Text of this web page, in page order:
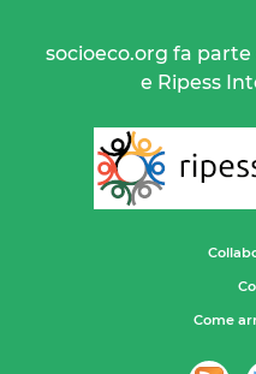
socioeco.org fa
e Ripess
Come